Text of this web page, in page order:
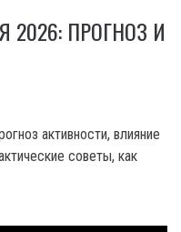
2026: ПРОГНОЗ И
активности, влияние
советы, как